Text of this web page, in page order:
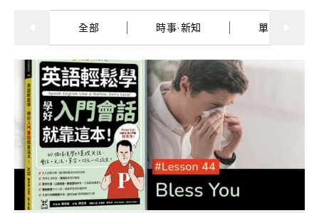
全部 時事·新知 單字·俚語·